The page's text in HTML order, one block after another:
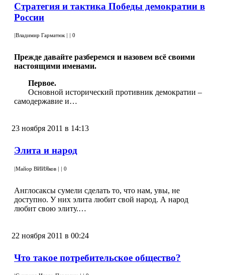
Стратегия и тактика Победы демократии в
России
Владимир Гарматюк 0
Прежде давайте разберемся и назовем всё своими
настоящими именами.
Первое.
Основной исторический противник демократии –
самодержавие и…
23 ноября 2011 в 14:13
Элита и народ
|Майор ВИИЯков | | 0
Англосаксы сумели сделать то, что нам, увы, не
доступно. У них элита любит свой народ. А народ
любит свою элиту.…
22 ноября 2011 в 00:24
Что такое потребительское общество?